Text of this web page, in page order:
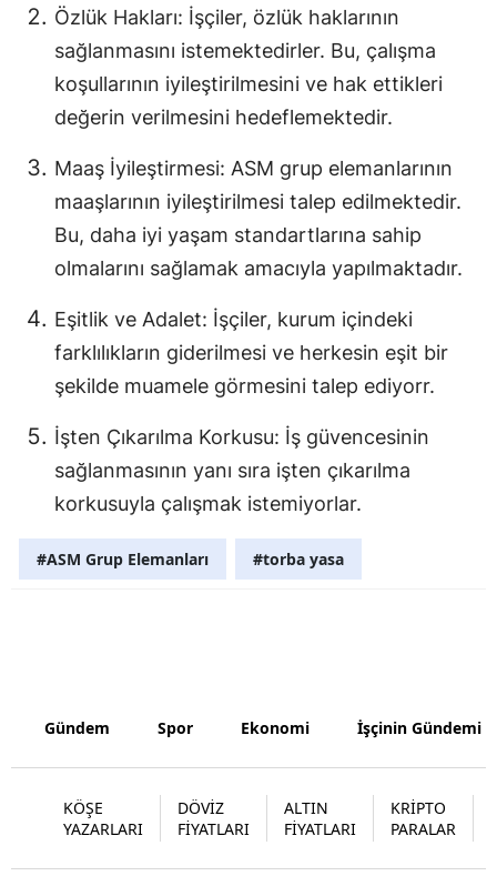
Kırıkkale
Batman
Şırnak
Ardahan
Iğdır
Yalova
Karabük
Özlük Hakları: İşçiler, özlük haklarının
sağlanmasını istemektedirler. Bu, çalışma
koşullarının iyileştirilmesini ve hak ettikleri
değerin verilmesini hedeflemektedir.
Maaş İyileştirmesi: ASM grup elemanlarının
maaşlarının iyileştirilmesi talep edilmektedir.
Bu, daha iyi yaşam standartlarına sahip
olmalarını sağlamak amacıyla yapılmaktadır.
Eşitlik ve Adalet: İşçiler, kurum içindeki
farklılıkların giderilmesi ve herkesin eşit bir
şekilde muamele görmesini talep ediyorr.
İşten Çıkarılma Korkusu: İş güvencesinin
sağlanmasının yanı sıra işten çıkarılma
korkusuyla çalışmak istemiyorlar.
#ASM Grup Elemanları #torba yasa
Gündem Spor Ekonomi İşçinin Gündemi
KÖŞE
YAZARLARI
DÖVİZ
FİYATLARI
ALTIN
FİYATLARI
KRİPTO
PARALAR